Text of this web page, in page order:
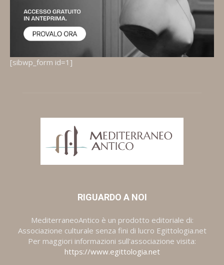
[sibwp_form id=1]
RIGUARDO A NOI
MediterraneoAntico è un prodotto editoriale di:
Associazione culturale senza fini di lucro Egittologia.net
Per maggiori informazioni sull'associazione visita:
https://www.egittologia.net